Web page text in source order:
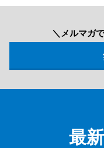
＼メルマガ
最